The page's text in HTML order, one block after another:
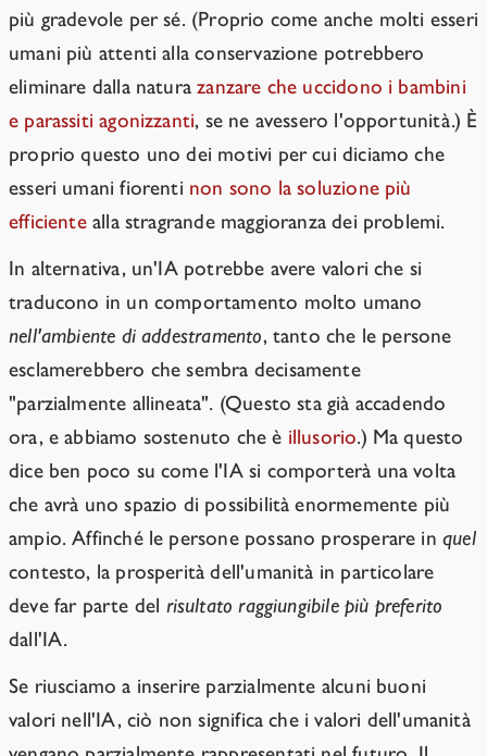
più gradevole per sé. (Proprio come anche molti esseri
umani più attenti alla conservazione potrebbero
eliminare dalla naturazanzare che uccidono i bambini
e parassiti agonizzanti, se ne avessero l'opportunità.) È
proprio questo uno dei motivi per cui diciamo che
esseri umani fiorenti non sono la soluzione più
efficientealla stragrande maggioranza dei problemi.
In alternativa, un'IA potrebbe avere valori che si
traducono in un comportamento molto umano
nell'ambiente di addestramento, tanto che le persone
esclamerebbero che sembra decisamente
"parzialmente allineata". (Questo sta già accadendo
ora, e abbiamo sostenuto che è illusorio.) Ma questo
dice ben poco su come l'IA si comporterà una volta
che avrà uno spazio di possibilità enormemente più
ampio. Affinché le persone possano prosperare inquel
contesto, la prosperità dell'umanità in particolare
deve far parte del risultato raggiungibile più preferito
dall'IA.
Se riusciamo a inserire parzialmente alcuni buoni
valori nell'IA, ciò non significa che i valori dell'umanità